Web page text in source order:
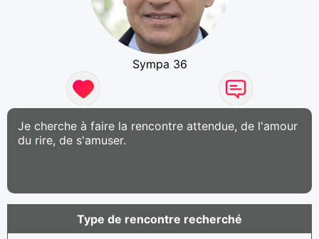
Sympa 36
Je cherche à faire la rencontre attendue, de l'amour
du rire, de s'amuser.
Type de rencontre recherché